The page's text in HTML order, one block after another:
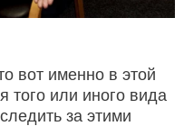
вот именно в этой
того или иного вида
за этими